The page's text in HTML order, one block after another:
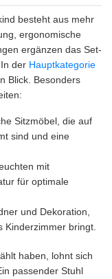
besteht aus mehr
ergonomische
ergänzen das Set-
der Hauptkategorie
Blick. Besonders
Sitzmöbel, die auf
sind und eine
mit
für optimale
und Dekoration,
Kinderzimmer bringt.
haben, lohnt sich
passender Stuhl